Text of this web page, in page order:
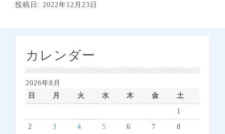
投稿日: 2022年12月23日
カレンダー
2026年8月
日
月 火 水 木 金 土
1
2 3 4 5 6 7 8